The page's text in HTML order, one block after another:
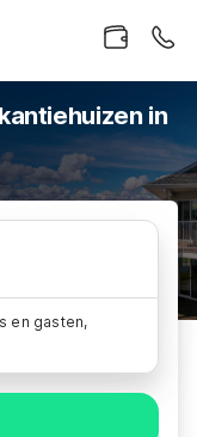
in
en gasten,